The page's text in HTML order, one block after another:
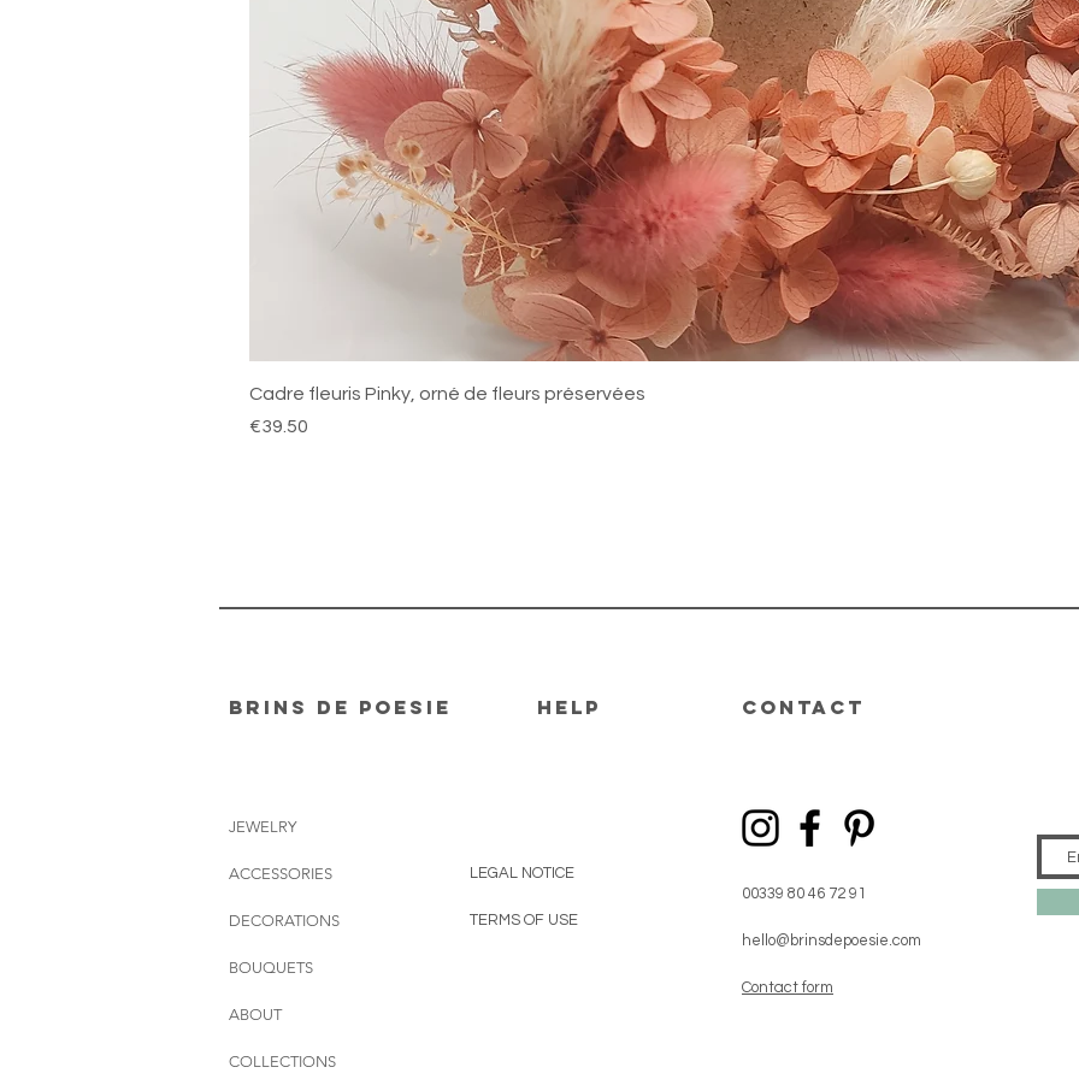
Cadre fleuris Pinky, orné de fleurs préservées
Price
€39.50
Brins de poesie help CONTACT
JEWELRY
ACCESSORIES
DECORATIONS
BOUQUETS
ABOUT
COLLECTIONS
LEGAL NOTICE
TERMS OF USE
00339 80 46 72 91
hello@brinsdepoesie.com
Contact form